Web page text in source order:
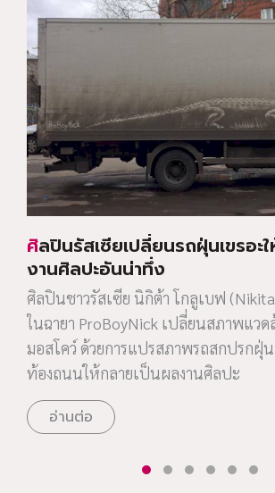
ศิลปินรัสเซียเปลี่ยนรถฝุ่นเขรอะให้กลายเป็น
งานศิลปะอันน่าทึ่ง
ศิลปินชาวรัสเซีย นิกิต้า โกลูเบฟ
ในฉายา ProBoyNick เปลี่ยนสภาพแวด
มอสโคว์ ด้วยการแปรสภาพรถสกปรกฝุ่
ท้องถนนให้กลายเป็นผลงานศิลปะ
อ่านต่อ